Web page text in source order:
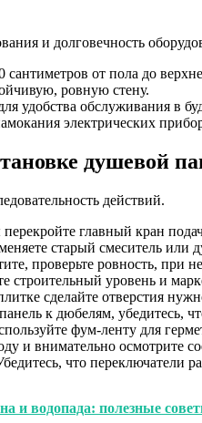
и долговечность
от пола до
ровную стену.
удобства обслуживания в
электрических
душевой
действий.
главный кран
старый смеситель или
проверьте ровность, при
строительный уровень и
сделайте отверстия
к дюбелям, убедитесь,
фум-ленту для
и внимательно осмотрите
что переключатели
и водопада: полезные